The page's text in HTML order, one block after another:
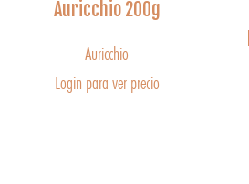
Auricchio 200g
Auricchio
Login para ver precio